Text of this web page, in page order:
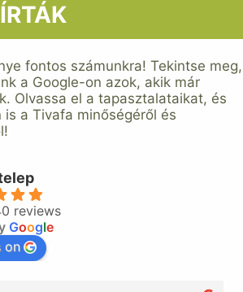
fontos számunkra! Tekintse meg,
a Google-on azok, akik már
Olvassa el a tapasztalataikat, és
is a Tivafa minőségéről és
reviews
Google
on